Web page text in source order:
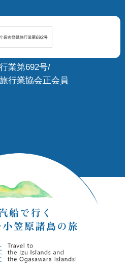
業第692号/
行業協会正会員